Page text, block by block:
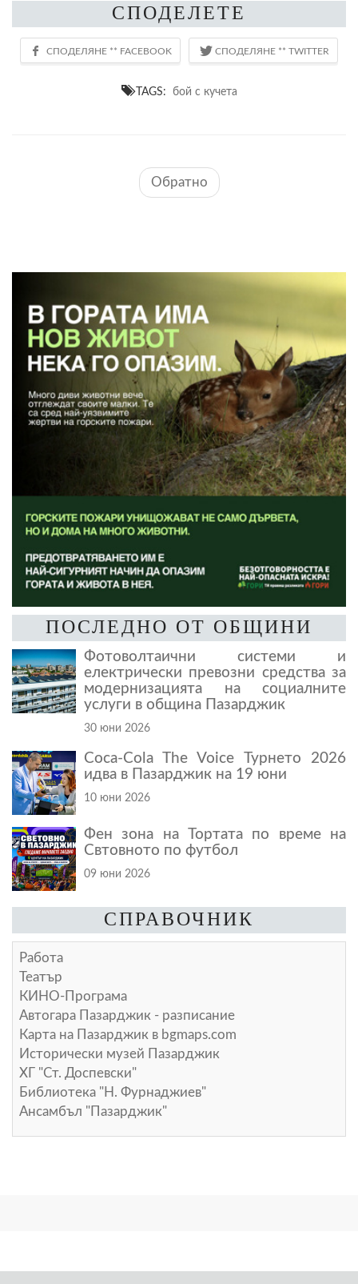
СПОДЕЛЕТЕ
TAGS: бой с кучета
Обратно
ПОСЛЕДНО ОТ ОБЩИНИ
Фотоволтаични системи и
електрически превозни средства за
модернизацията на социалните
услуги в община Пазарджик
30 юни 2026
Coca-Cola The Voice Турнето 2026
идва в Пазарджик на 19 юни
10 юни 2026
Фен зона на Тортата по време на
Свтовното по футбол
09 юни 2026
СПРАВОЧНИК
Работа
Театър
КИНО-Програма
Автогара Пазарджик - разписание
Карта на Пазарджик в bgmaps.com
Исторически музей Пазарджик
ХГ "Ст. Доспевски"
Библиотека "Н. Фурнаджиев"
Ансамбъл "Пазарджик"